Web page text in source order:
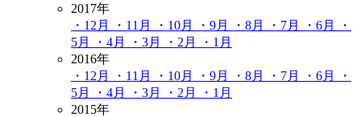
2017年
・12月
・11月 ・10月 ・9月 ・8月 ・7月 ・6月
・
5月
・4月 ・3月 ・2月
・1月
2016年
・12月
・11月 ・10月 ・9月 ・8月 ・7月 ・6月
・
5月
・4月 ・3月 ・2月
・1月
2015年